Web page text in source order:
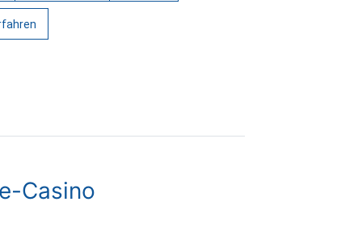
Casino